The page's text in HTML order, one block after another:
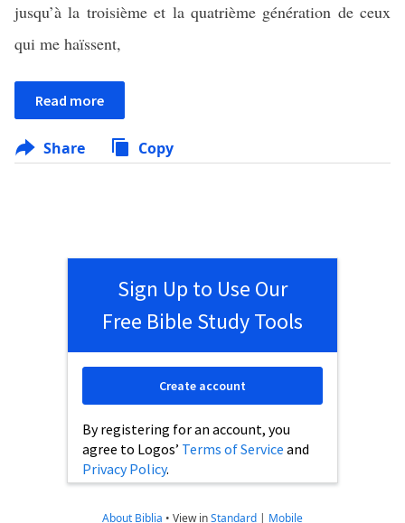
jusqu’à la troisième et la quatrième génération de ceux
qui me haïssent,
Read more
Share Copy
Sign Up to Use Our
Free Bible Study Tools
By registering for an account, you
agree to Logos’ Terms of Service and
Privacy Policy.
Create account
About Biblia • View inStandard | Mobile